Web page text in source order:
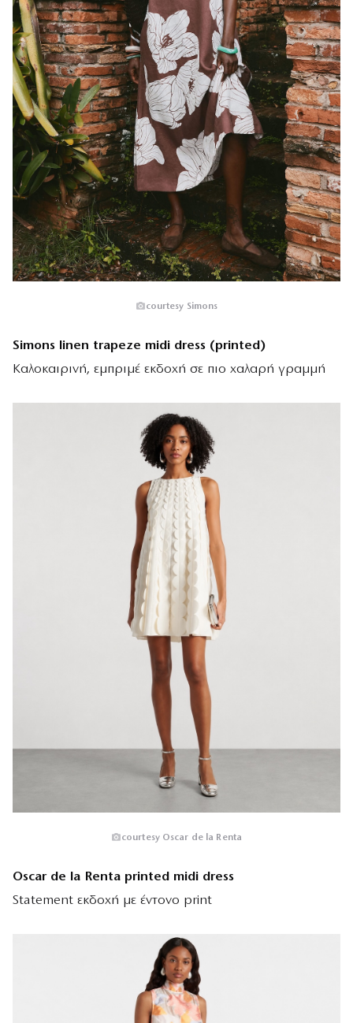
courtesy Simons
Simons linen trapeze midi dress (printed)
Καλοκαιρινή, εμπριμέ εκδοχή σε πιο χαλαρή γραμμή
courtesy Oscar de la Renta
Oscar de la Renta printed midi dress
Statement εκδοχή με έντονο print